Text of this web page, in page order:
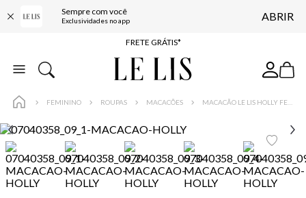
Sempre com você
Exclusividades no app ABRIR
ENTREGA EXPRESSA*
FRETE GRÁTIS*
BAIXE O APP
FEMININO ROUPAS MACACÕES